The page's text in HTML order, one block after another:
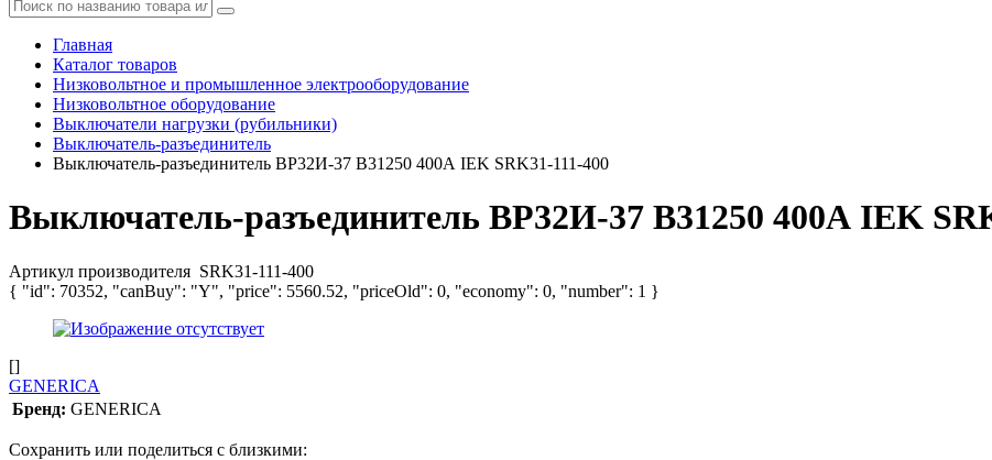
Главная
Каталог товаров
Низковольтное и промышленное электрооборудование
Низковольтное оборудование
Выключатели нагрузки (рубильники)
Выключатель-разъединитель
Выключатель-разъединитель ВР32И-37 В31250 400А IEK SRK31-111-400
Выключатель-разъединитель ВР32И-37 В31250 400А IEK
Артикул производителя SRK31-111-400
{ "id": 70352, "canBuy": "Y", "price": 5560.52, "priceOld": 0, "economy": 0, "number": 1 }
[]
GENERICA
Бренд: GENERICA
Сохранить или поделиться с близкими: